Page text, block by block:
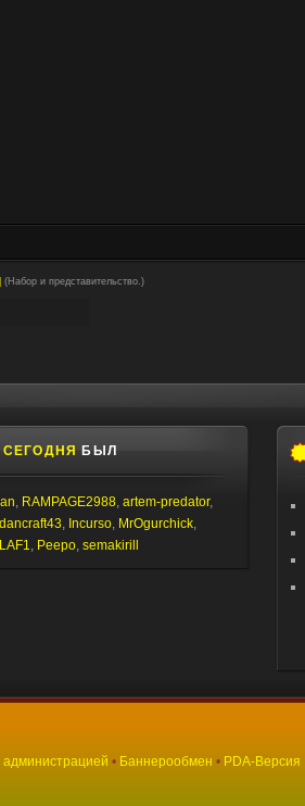
(Набор и представительство.)
СЕГОДНЯ БЫЛ
, RAMPAGE2988, artem-predator,
dancraft43, Incurso, MrOgurchick,
LAF1, Peepo, semakirill
администрацией • Баннерообмен • PDA-Версия